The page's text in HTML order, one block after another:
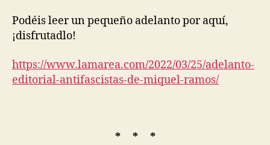
Podéis leer un pequeño adelanto por aquí,
¡disfrutadlo!
https://www.lamarea.com/2022/03/25/adelanto-
editorial-antifascistas-de-miquel-ramos/
* * *